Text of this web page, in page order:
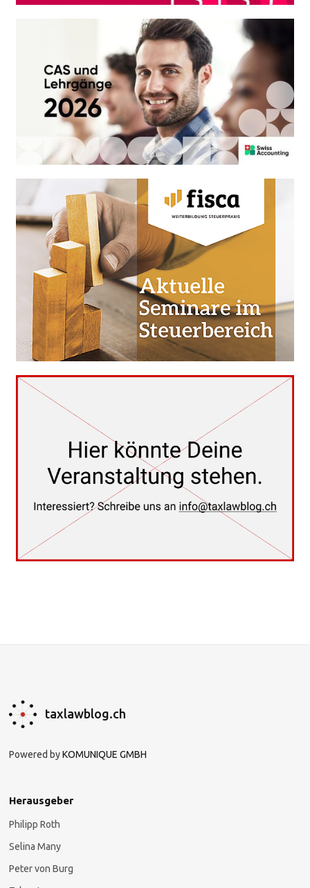
taxlawblog.ch
Powered byKOMUNIQUE GMBH
Herausgeber
Philipp Roth
Selina Many
Peter von Burg